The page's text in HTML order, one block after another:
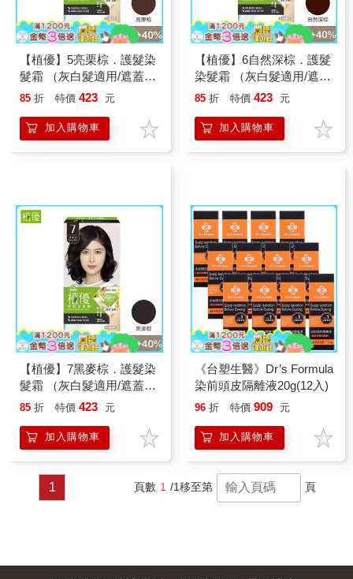
【植優】5亮栗棕．護髮染
髮霜 （灰白髮適用/遮蓋白
髮/永久性染髮）
85 折 特價 423 元
加入購物車
【植優】6自然深棕．護髮
染髮霜 （灰白髮適用/遮蓋
白髮/永久性染髮）
85 折 特價 423 元
加入購物車
【植優】7黑麥棕．護髮染
髮霜 （灰白髮適用/遮蓋白
髮/永久性染髮）
85 折 特價 423 元
加入購物車
《台塑生醫》Dr’s Formula
染前頭皮隔離液20g(12入)
96 折 特價 909 元
加入購物車
1 頁數 1 /1移至第 頁